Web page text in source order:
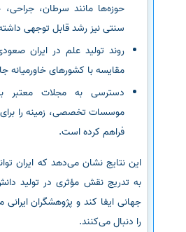
حوزه‌ها مانند سرطان،
سنتی نیز رشد قابل توجهی
روند تولید علم در ایران
مقایسه با کشورهای خاورمیانه
دسترسی به مجلات معتبر
موسسات تخصصی، زمینه را
فراهم کرده است.
این نتایج نشان می‌دهد که ایران
به تدریج نقش مؤثری در تولید
جهانی ایفا کند و پژوهشگران
را دنبال می‌کنند.